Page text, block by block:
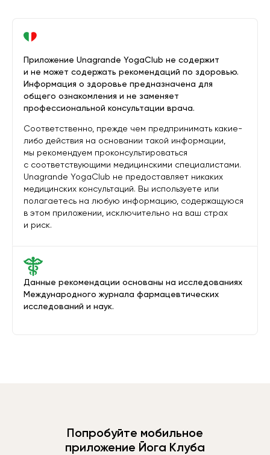
Данные рекомендации основаны на исследованиях
Международного журнала фармацевтических
исследований и наук.
Приложение Unagrande YogaClub не содержит
и не может содержать рекомендаций по здоровью.
Информация о здоровье предназначена для
общего ознакомления и не заменяет
профессиональной консультации врача.
Соответственно, прежде чем предпринимать какие-
либо действия на основании такой информации,
мы рекомендуем проконсультироваться
с соответствующими медицинскими специалистами.
Unagrande YogaClub не предоставляет никаких
медицинских консультаций. Вы используете или
полагаетесь на любую информацию, содержащуюся
в этом приложении, исключительно на ваш страх
и риск.
Попробуйте мобильное
приложение Йога Клуба